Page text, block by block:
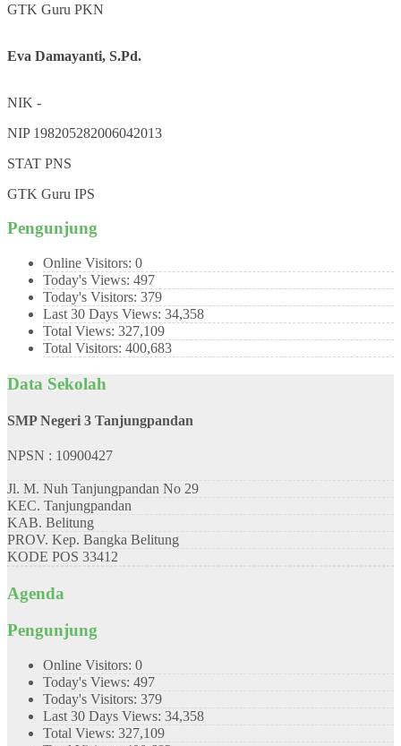
GTK Guru PKN
Eva Damayanti, S.Pd.
NIK -
NIP 198205282006042013
STAT PNS
GTK Guru IPS
Pengunjung
Online Visitors: 0
Today's Views: 497
Today's Visitors: 379
Last 30 Days Views: 34,358
Total Views: 327,109
Total Visitors: 400,683
Data Sekolah
SMP Negeri 3 Tanjungpandan
NPSN : 10900427
Jl. M. Nuh Tanjungpandan No 29
KEC. Tanjungpandan
KAB. Belitung
PROV. Kep. Bangka Belitung
KODE POS 33412
Agenda
Pengunjung
Online Visitors: 0
Today's Views: 497
Today's Visitors: 379
Last 30 Days Views: 34,358
Total Views: 327,109